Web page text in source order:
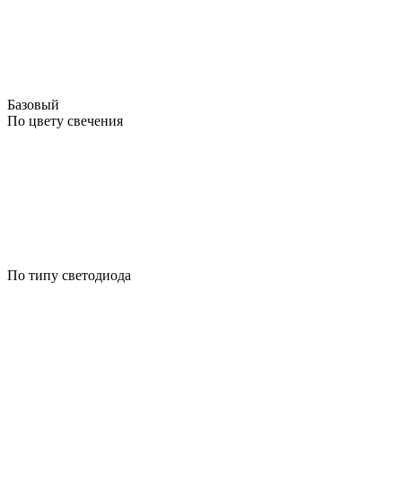
Базовый
По цвету свечения
По типу светодиода